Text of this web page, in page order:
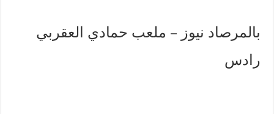
بالمرصاد نيوز – ملعب حمادي العقربي
رادس